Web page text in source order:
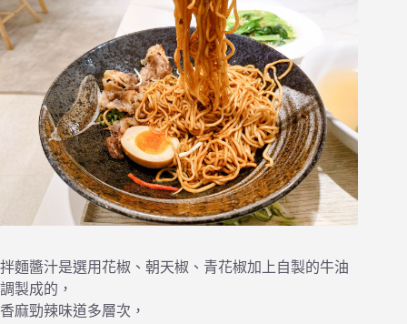
拌麵醬汁是選用花椒、朝天椒、青花椒加上自製的牛油
調製成的，
香麻勁辣味道多層次，